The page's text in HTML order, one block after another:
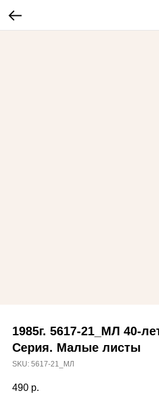
1985г. 5617-21_МЛ 40-
Серия. Малые листы
SKU: 5617-21_МЛ
490 р.